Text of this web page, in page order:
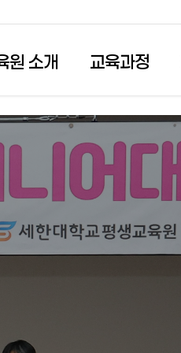
원 소개 교육과정